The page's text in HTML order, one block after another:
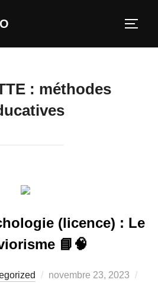
: méthodes
(licence) : Le
📘🧠
Publié
novembre 23, 2023